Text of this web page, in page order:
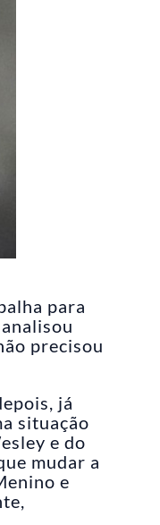
para
precisou
já
situação
e do
mudar a
e